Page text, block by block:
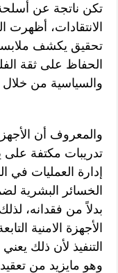
تكن ناتجة عن
الانتقادات، أظهرت
تحقيق يكشف
الحفاظ على ثقة
والسياسية من خلال
والمعروف أن
تدريبات مكتفة على
إدارة العمليات في
الخسائر البشرية
بدلاً من فقدانه،
الأجهزة الامنية
التنفيذ لأن ذلك
وهو مايزيد من